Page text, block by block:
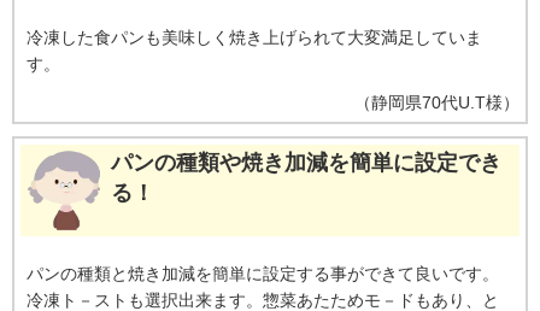
冷凍した食パンも美味しく焼き上げられて大変満足していま
す。
（静岡県70代U.T様）
パンの種類や焼き加減を簡単に設定でき
る！
パンの種類と焼き加減を簡単に設定する事ができて良いです。
冷凍ト－ストも選択出来ます。惣菜あたためモ－ドもあり、と